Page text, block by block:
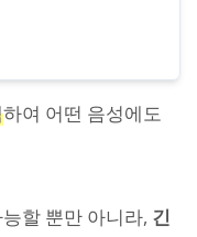
하여 어떤 음성에도
할 뿐만 아니라, 긴